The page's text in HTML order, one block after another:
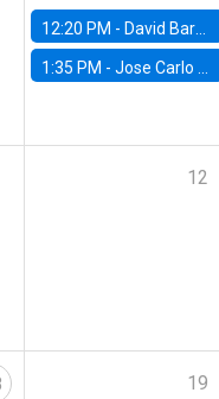
12:20 PM - David Bardey, Universidad de los Andes - CEDE
1:35 PM -Jose Carlo Bermudez, UC (ME) & World Bank
12
19